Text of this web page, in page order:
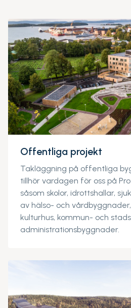
Offentliga projekt
Takläggning på offentliga
tillhör vardagen för oss på
såsom skolor, idrottshallar,
av hälso- och
kulturhus, kommun- och
administrationsbyggnader.